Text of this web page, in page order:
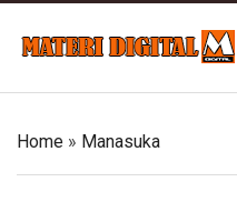
Home » Manasuka